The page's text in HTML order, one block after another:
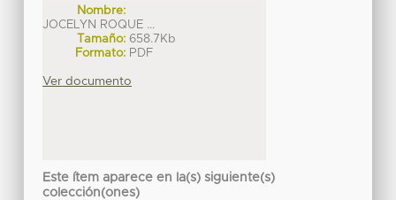
Nombre:
JOCELYN ROQUE ...
Tamaño: 658.7Kb
Formato: PDF
Ver documento
Este ítem aparece en la(s) siguiente(s)
colección(ones)